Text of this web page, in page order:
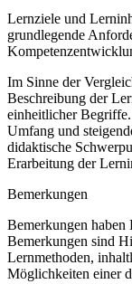
Lernziele und
grundlegende
Im Sinne der
Beschreibung der
einheitlicher
Umfang und
didaktische
Erarbeitung der
Bemerkungen
Bemerkungen haben
Bemerkungen sind
Lernmethoden,
Möglichkeiten einer